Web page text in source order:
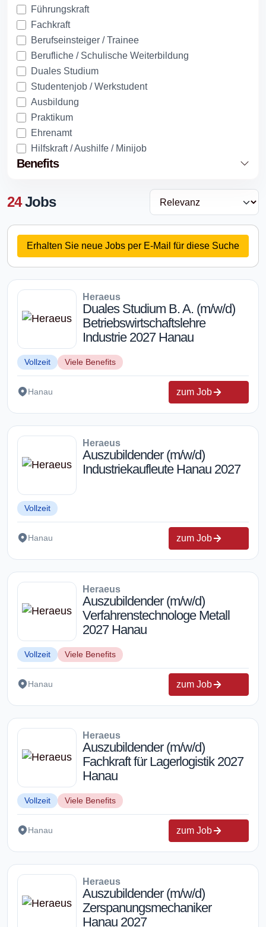
Führungskraft
Fachkraft
Berufseinsteiger / Trainee
Berufliche / Schulische Weiterbildung
Duales Studium
Studentenjob / Werkstudent
Ausbildung
Praktikum
Ehrenamt
Hilfskraft / Aushilfe / Minijob
Benefits
24Jobs
Erhalten Sie neue Jobs per E-Mail für diese Suche
Heraeus
Duales Studium B. A. (m/w/d)
Betriebswirtschaftslehre
Industrie 2027 Hanau
Vollzeit Viele Benefits
Hanau zum Job
Heraeus
Auszubildender (m/w/d)
Industriekaufleute Hanau 2027
Vollzeit
Hanau zum Job
Heraeus
Auszubildender (m/w/d)
Verfahrenstechnologe Metall
2027 Hanau
Vollzeit Viele Benefits
Hanau zum Job
Heraeus
Auszubildender (m/w/d)
Fachkraft für Lagerlogistik 2027
Hanau
Vollzeit Viele Benefits
Hanau zum Job
Heraeus
Auszubildender (m/w/d)
Zerspanungsmechaniker
Hanau 2027